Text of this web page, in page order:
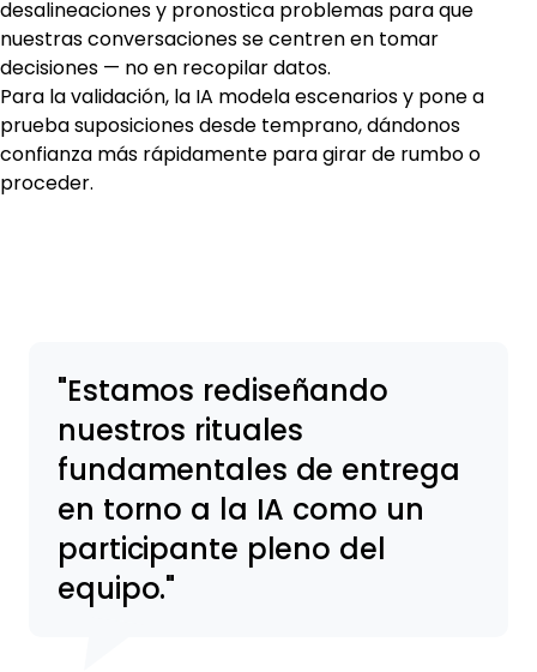
desalineaciones y pronostica problemas para que
nuestras conversaciones se centren en tomar
decisiones — no en recopilar datos.
Para la validación, la IA modela escenarios y pone a
prueba suposiciones desde temprano, dándonos
confianza más rápidamente para girar de rumbo o
proceder.
Estamos rediseñando
nuestros rituales
fundamentales de entrega
en torno a la IA como un
participante pleno del
equipo.